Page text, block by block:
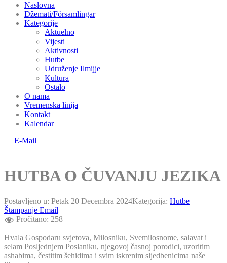
Naslovna
Džemati/Församlingar
Kategorije
Aktuelno
Vijesti
Aktivnosti
Hutbe
Udruženje Ilmijje
Kultura
Ostalo
O nama
Vremenska linija
Kontakt
Kalendar
E-Mail
HUTBA O ČUVANJU JEZIKA
Postavljeno u: Petak 20 Decembra 2024Kategorija: Hutbe
Štampanje Email
Pročitano: 258
Hvala Gospodaru svjetova, Milosniku, Svemilosnome, salavat i
selam Posljednjem Poslaniku, njegovoj časnoj porodici, uzoritim
ashabima, čestitim šehidima i svim iskrenim sljedbenicima naše